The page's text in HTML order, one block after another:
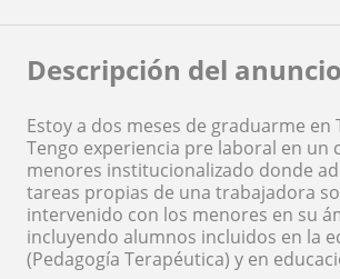
Descripción del anuncio
Estoy a dos meses de graduarme en
Tengo experiencia pre laboral en un
menores institucionalizado donde
tareas propias de una trabajadora
intervenido con los menores en su
incluyendo alumnos incluidos en la
(Pedagogía Terapéutica) y en